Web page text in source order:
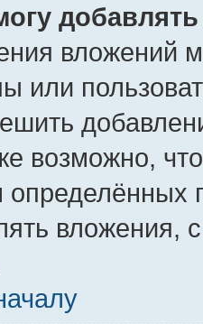
вложений
или
возможно,
определённых
вложения,